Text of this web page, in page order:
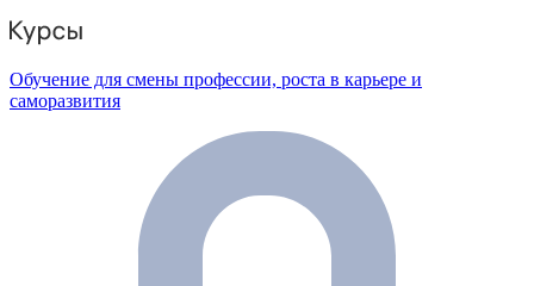
Обучение для смены профессии, роста в карьере и
саморазвития